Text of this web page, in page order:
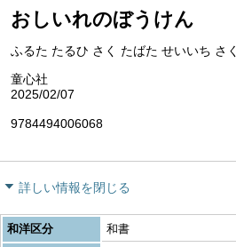
おしいれのぼうけん
ふるた たるひ さく たばた せいいち さく
童心社
2025/02/07
9784494006068
詳しい情報を閉じる
和洋区分
和書